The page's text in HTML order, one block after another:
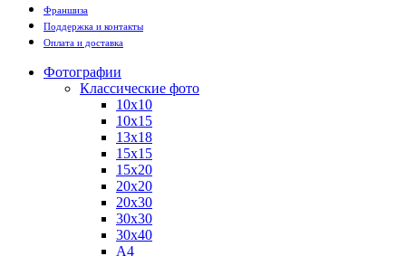
Франшиза
Поддержка и контакты
Оплата и доставка
Фотографии
Классические фото
10х10
10х15
13х18
15х15
15х20
20х20
20х30
30х30
30х40
А4